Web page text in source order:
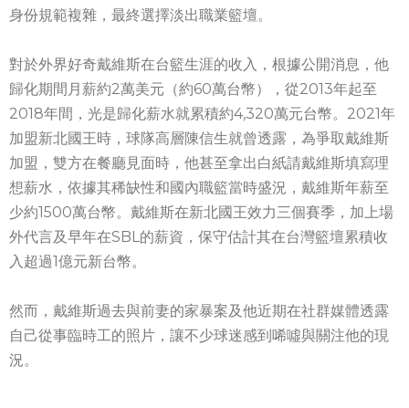
身份規範複雜，最終選擇淡出職業籃壇。
對於外界好奇戴維斯在台籃生涯的收入，根據公開消息，他
歸化期間月薪約2萬美元（約60萬台幣），從2013年起至
2018年間，光是歸化薪水就累積約4,320萬元台幣。2021年
加盟新北國王時，球隊高層陳信生就曾透露，為爭取戴維斯
加盟，雙方在餐廳見面時，他甚至拿出白紙請戴維斯填寫理
想薪水，依據其稀缺性和國內職籃當時盛況，戴維斯年薪至
少約1500萬台幣。戴維斯在新北國王效力三個賽季，加上場
外代言及早年在SBL的薪資，保守估計其在台灣籃壇累積收
入超過1億元新台幣。
然而，戴維斯過去與前妻的家暴案及他近期在社群媒體透露
自己從事臨時工的照片，讓不少球迷感到唏噓與關注他的現
況。